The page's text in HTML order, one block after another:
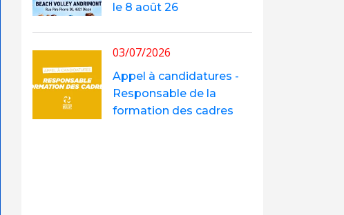
le 8 août 26
03/07/2026
Appel à candidatures -
Responsable de la
formation des cadres